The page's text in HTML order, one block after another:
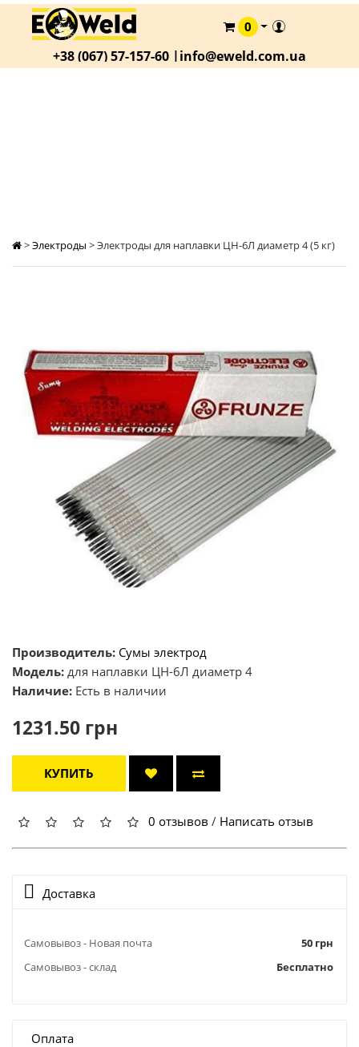
КАТАЛОГ
О
0
+38 (067) 57-157-60 |info@eweld.com.ua
>Электроды >Электроды для наплавки ЦН-6Л диаметр 4 (5 кг)
Производитель: Сумы электрод
Модель: для наплавки ЦН-6Л диаметр 4
Наличие: Есть в наличии
1231.50 грн
КУПИТЬ
0 отзывов / Написать отзыв
Доставка
Самовывоз - Новая почта
50 грн
Самовывоз - склад
Бесплатно
Оплата